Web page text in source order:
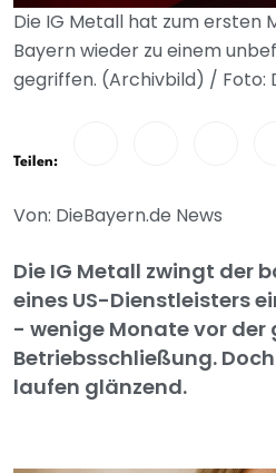
Die IG Metall hat zum ersten
Bayern wieder zu einem
gegriffen. (Archivbild) / Foto:
Teilen:
Von: DieBayern.de News
Die IG Metall zwingt der
eines US-Dienstleisters
- wenige Monate vor der
Betriebsschließung.
laufen glänzend.